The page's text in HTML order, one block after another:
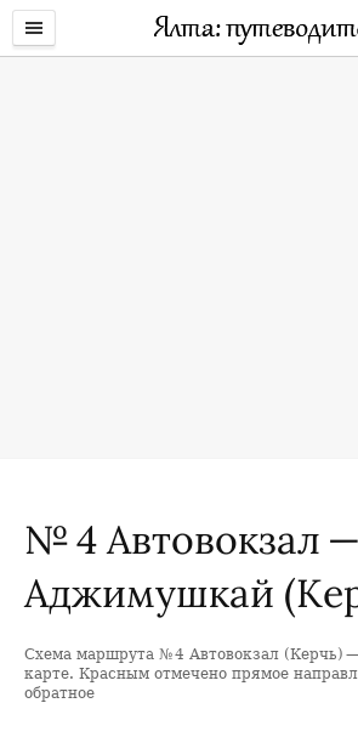
№ 4 Автовокзал —
Аджимушкай
+
Схема маршрута № 4 Автовокзал (Керчь)
карте. Красным отмечено прямое
обратное